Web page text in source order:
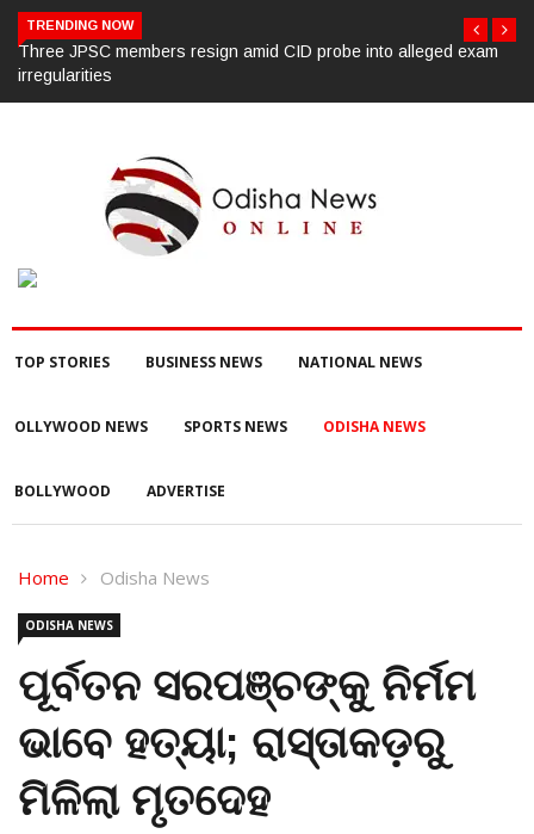
TRENDING NOW
450 Hyderabad law university students oppose CJI’s convocation
chief guest invite
TOP STORIES BUSINESS NEWS NATIONAL NEWS
OLLYWOOD NEWS SPORTS NEWS ODISHA NEWS
BOLLYWOOD ADVERTISE
Home Odisha News
ODISHA NEWS
ପୂର୍ବତନ ସରପଞ୍ଚଙ୍କୁ ନିର୍ମମ
ଭାବେ ହତ୍ୟା; ରାସ୍ତାକଡ଼ରୁ
ମିଳିଲା ମୃତଦେହ